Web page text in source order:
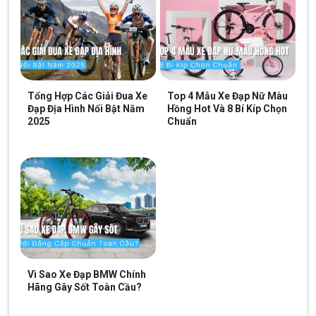
Một yếu tố quan trọng nhưng thường bị bỏ qua khi đánh giá xe
đạp đua chính là tính an toàn khi di chuyển trong điều kiện thiếu
sáng. Java Auriga R9 được tích hợp đèn phản quang trước và
sau, giúp tăng khả năng nhận diện của người lái trên đường phố
vào ban đêm hoặc trong môi trường ánh sáng yếu.
Tổng Hợp Các Giải Đua Xe
Đạp Địa Hình Nổi Bật Năm
2025
Top 4 Mẫu Xe Đạp Nữ Màu
Hồng Hot Và 8 Bí Kíp Chọn
Chuẩn
Vì Sao Xe Đạp BMW Chính
Hãng Gây Sốt Toàn Cầu?